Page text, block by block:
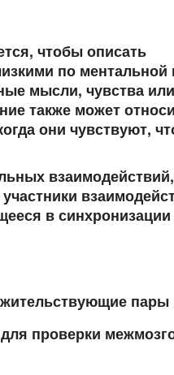
чтобы описать
по ментальной
мысли, чувства или
также может
они чувствуют,
взаимодействий,
в синхронизации
пары
проверки